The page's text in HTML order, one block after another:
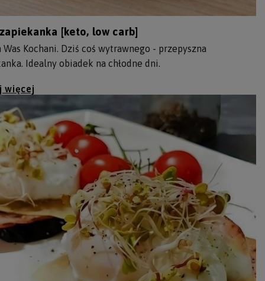
[keto, low carb]
Kochani. Dziś coś wytrawnego - przepyszna
Idealny obiadek na chłodne dni.
więcej